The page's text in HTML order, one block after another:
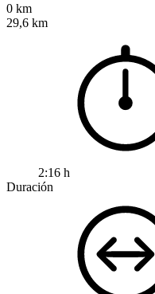
0 km
29,6 km
2:16 h
Duración